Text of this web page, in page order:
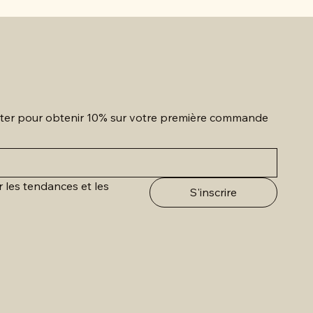
pour obtenir 10% sur votre première commande
les tendances et les S'inscrire